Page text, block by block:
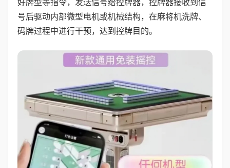
好牌型等指令，发送信号给控牌器，控牌器接收到信
号后驱动内部微型电机或机械结构，在麻将机洗牌、
码牌过程中进行干预，达到控牌目的。